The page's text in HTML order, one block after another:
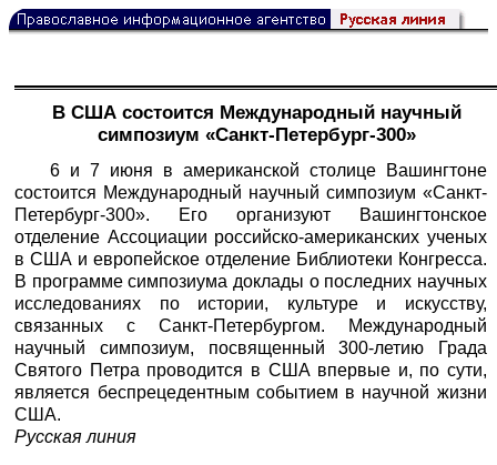
В США состоится Международный научный
симпозиум «Санкт-Петербург-300»
6 и 7 июня в американской столице Вашингтоне
состоится Международный научный симпозиум «Санкт-
Петербург-300». Его организуют Вашингтонское
отделение Ассоциации российско-американских ученых
в США и европейское отделение Библиотеки Конгресса.
В программе симпозиума доклады о последних научных
исследованиях по истории, культуре и искусству,
связанных с Санкт-Петербургом. Международный
научный симпозиум, посвященный 300-летию Града
Святого Петра проводится в США впервые и, по сути,
является беспрецедентным событием в научной жизни
США.
Русская линия